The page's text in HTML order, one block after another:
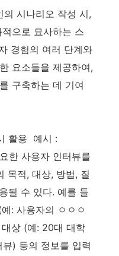
의 시나리오 작성 시,
으로 묘사하는 스
경험의 여러 단계와
요소들을 제공하여,
구축하는 데 기여
활용 예시 :
한 사용자 인터뷰를
목적, 대상, 방법, 질
될 수 있다. 예를 들
: 사용자의 ㅇㅇㅇ
상 (예: 20대 대학
) 등의 정보를 입력